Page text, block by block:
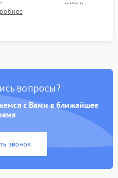
всех портов (HDMI,
под нагрузкой в
вопросы?
с Вами в ближайшее
звонок